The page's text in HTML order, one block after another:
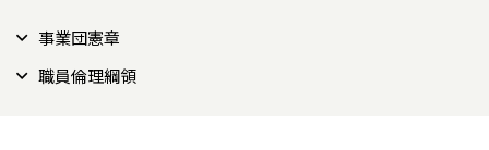
事業団憲章
職員倫理綱領